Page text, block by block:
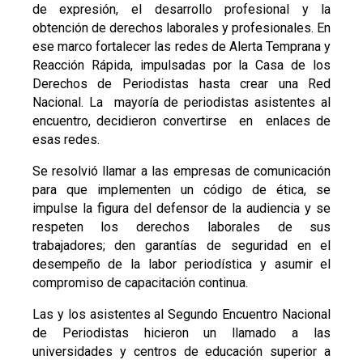
de expresión, el desarrollo profesional y la
obtención de derechos laborales y profesionales. En
ese marco fortalecer las redes de Alerta Temprana y
Reacción Rápida, impulsadas por la Casa de los
Derechos de Periodistas hasta crear una Red
Nacional. La mayoría de periodistas asistentes al
encuentro, decidieron convertirse en enlaces de
esas redes.
Se resolvió llamar a las empresas de comunicación
para que implementen un código de ética, se
impulse la figura del defensor de la audiencia y se
respeten los derechos laborales de sus
trabajadores; den garantías de seguridad en el
desempeño de la labor periodística y asumir el
compromiso de capacitación continua.
Las y los asistentes al Segundo Encuentro Nacional
de Periodistas hicieron un llamado a las
universidades y centros de educación superior a